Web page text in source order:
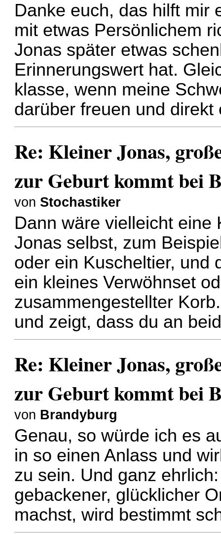
Danke euch, das hilft mir
mit etwas Persönlichem
Jonas später etwas
Erinnerungswert hat.
klasse, wenn meine
darüber freuen und
Re: Kleiner Jonas,
zur Geburt kommt bei
von Stochastiker
Dann wäre vielleicht eine
Jonas selbst, zum
oder ein Kuscheltier, und
ein kleines Verwöhnset
zusammengestellter
und zeigt, dass du an
Re: Kleiner Jonas,
zur Geburt kommt bei
von Brandyburg
Genau, so würde ich es
in so einen Anlass und
zu sein. Und ganz
gebackener, glücklicher
machst, wird bestimmt